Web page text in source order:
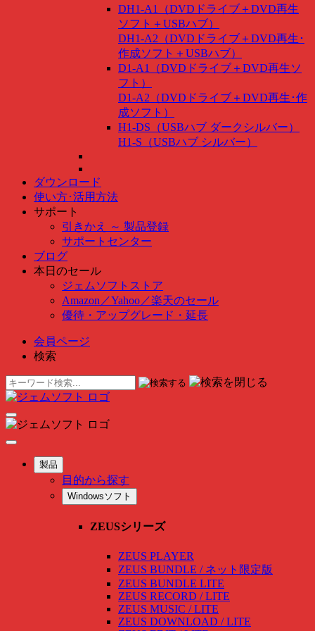
DH1-A1（DVDドライブ＋DVD再生
ソフト＋USBハブ）
DH1-A2（DVDドライブ＋DVD再生･
作成ソフト＋USBハブ）
D1-A1（DVDドライブ＋DVD再生ソ
フト）
D1-A2（DVDドライブ＋DVD再生･作
成ソフト）
H1-DS（USBハブ ダークシルバー）
H1-S（USBハブ シルバー）
ダウンロード
使い方･活用方法
サポート
引きかえ ～ 製品登録
サポートセンター
ブログ
本日のセール
ジェムソフトストア
Amazon ／Yahoo ／楽天のセール
優待・アップグレード・延長
会員ページ
検索
製品
目的から探す
Windowsソフト
ZEUSシリーズ
ZEUS PLAYER
ZEUS BUNDLE / ネット限定版
ZEUS BUNDLE LITE
ZEUS RECORD / LITE
ZEUS MUSIC / LITE
ZEUS DOWNLOAD / LITE